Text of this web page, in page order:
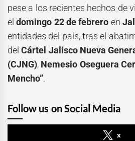
pese a los recientes hechos de
eldomingo 22 de febrero en
entidades del país, tras el
delCártel Jalisco Nueva
(CJNG), Nemesio Oseguera
Mencho”.
Follow us on Social Media
x